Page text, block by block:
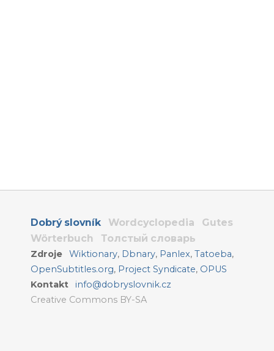
Dobrý slovník Wordcyclopedia
Gutes
Wörterbuch
Толстый словарь
Zdroje Wiktionary, Dbnary, Panlex,Tatoeba,
OpenSubtitles.org, Project Syndicate, OPUS
Kontakt
info@dobryslovnik.cz
Creative Commons BY-SA